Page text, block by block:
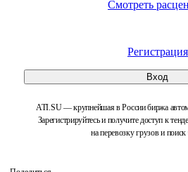
Смотреть
Регистрация
Вход
ATI.SU — крупнейшая в России биржа
Зарегистрируйтесь и получите доступ к
на перевозку грузов и поиск